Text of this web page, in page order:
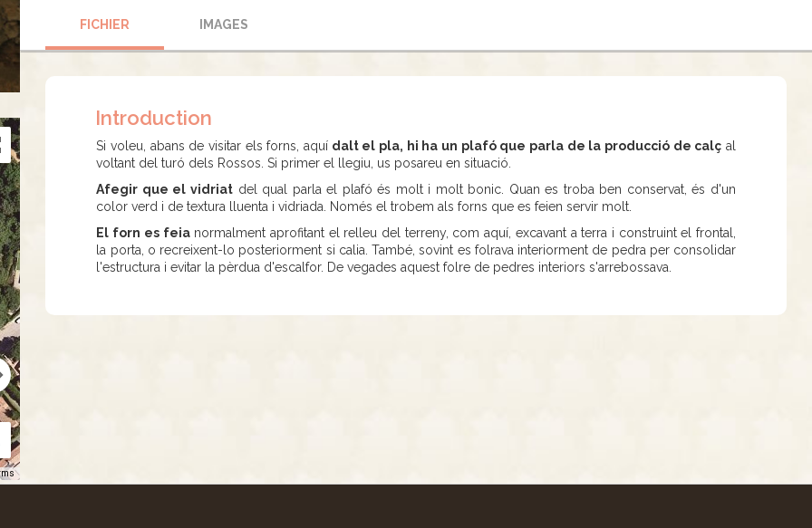
FICHIER IMAGES
Introduction
Si voleu, abans de visitar els forns, aquí dalt el pla, hi ha un plafó que parla de la producció de calç al
voltant del turó dels Rossos. Si primer el llegiu, us posareu en situació.
Afegir que el vidriat del qual parla el plafó és molt i molt bonic. Quan es troba ben conservat, és d'un
color verd i de textura lluenta i vidriada. Només el trobem als forns que es feien servir molt.
El forn es feianormalment aprofitant el relleu del terreny, com aquí, excavant a terra i construint el frontal,
la porta, o recreixent-lo posteriorment si calia. També, sovint es folrava interiorment de pedra per consolidar
l'estructura i evitar la pèrdua d'escalfor. De vegades aquest folre de pedres interiors s'arrebossava.